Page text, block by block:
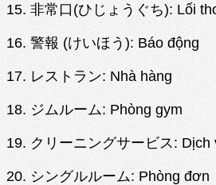
15. 非常口(ひじょうぐち): Lối
16. 警報 (けいほう): Báo động
17. レストラン: Nhà hàng
18. ジムルーム: Phòng gym
19. クリーニングサービス: Dịch
20. シングルルーム: Phòng đơn